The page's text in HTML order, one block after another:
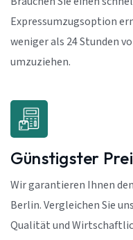
Expressumzugsoption
weniger als 24 Stunden
umzuziehen.
Günstigster
Wir garantieren Ihnen
Berlin. Vergleichen Sie
Qualität und